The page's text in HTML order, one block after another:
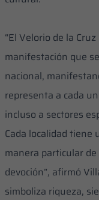
“El Velorio de la
manifestación que
nacional,
representa a cada
incluso a sectores
Cada localidad
manera particular
devoción”, afirmó
simboliza riqueza,